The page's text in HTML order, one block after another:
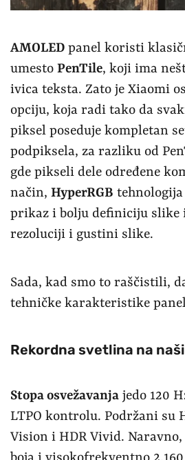
AMOLED panel koristi
umesto PenTile, koji ima
ivica teksta. Zato je Xiaomi
opciju, koja radi tako da
piksel poseduje kompletan
podpiksela, za razliku od
gde pikseli dele određene
način, HyperRGB
prikaz i bolju definiciju slike
rezoluciji i gustini slike.
Sada, kad smo to raščistili,
tehničke karakteristike
Rekordna svetlina na
Stopa osvežavanja jedo 120
LTPO kontrolu. Podržani su
Vision i HDR Vivid.